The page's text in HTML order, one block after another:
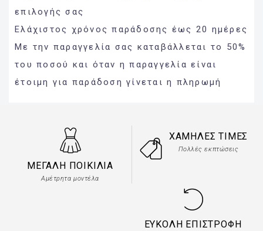
επιλογής σας
Ελάχιστος χρόνος παράδοσης έως 20 ημέρες
Με την παραγγελία σας καταβάλλεται το 50%
του ποσού και όταν η παραγγελία είναι
έτοιμη για παράδοση γίνεται η πληρωμή
ΜΕΓΆΛΗ ΠΟΙΚΙΛΊΑ
Αμέτρητα μοντέλα
ΧΑΜΗΛΈΣ ΤΙΜΈΣ
Πολλές εκπτώσεις
ΕΎΚΟΛΗ ΕΠΙΣΤΡΟΦΉ